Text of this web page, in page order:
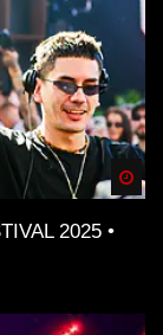
2025 •